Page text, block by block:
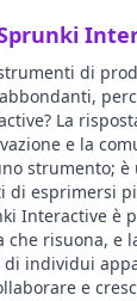
di
La
e la
strumento; è
di esprimersi
Interactive è
risuona, e
individui
e